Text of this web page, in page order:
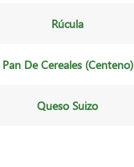
Rúcula
Pan De Cereales (centeno)
Queso Suizo